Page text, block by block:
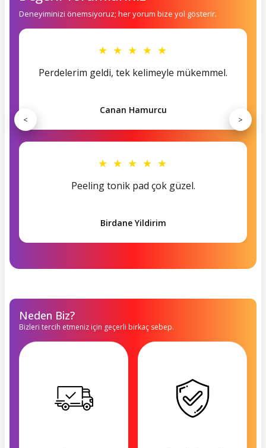
Deneyiminizi önemsiyoruz; her yorum bize yol gösterir.
★ ★ ★ ★ ★
Perdelerim geldi, tek kelimeyle mükemmel.
Canan Hamurcu
★ ★ ★ ★ ★
Peeling tonik pad çok güzel.
Birdane Yildirim
< >
Neden Biz?
Bizleri tercih etmeniz için geçerli birkaç sebep.